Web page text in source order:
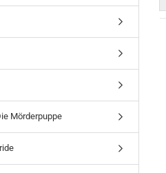
Mörderpuppe